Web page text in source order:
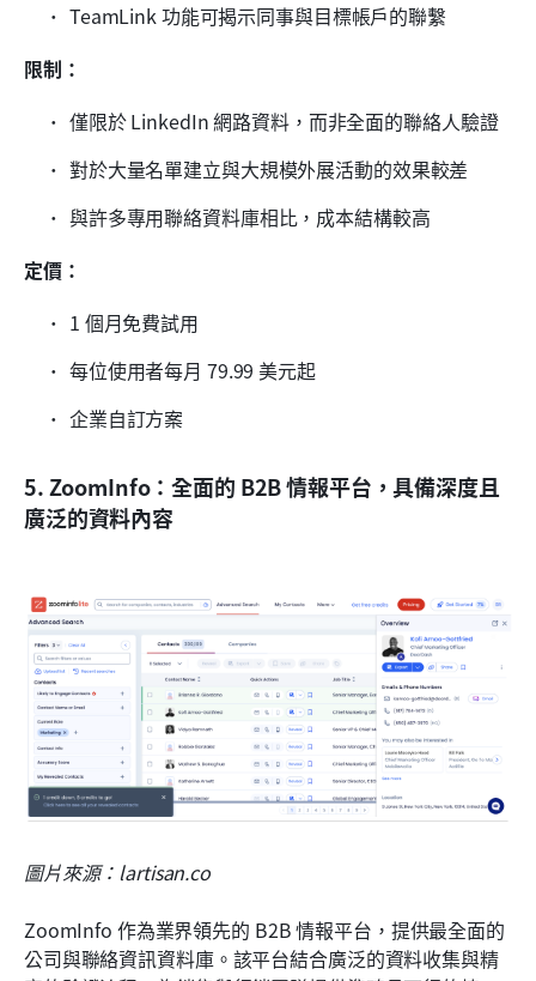
TeamLink 功能可揭示同事與目標帳戶的聯繫
限制：
僅限於 LinkedIn 網路資料，而非全面的聯絡人驗證
對於大量名單建立與大規模外展活動的效果較差
與許多專用聯絡資料庫相比，成本結構較高
定價：
1 個月免費試用
每位使用者每月 79.99 美元起
企業自訂方案
5. ZoomInfo：全面的 B2B 情報平台，具備深度且
廣泛的資料內容
圖片來源：lartisan.co
ZoomInfo 作為業界領先的 B2B 情報平台，提供最全面的
公司與聯絡資訊資料庫。該平台結合廣泛的資料收集與精